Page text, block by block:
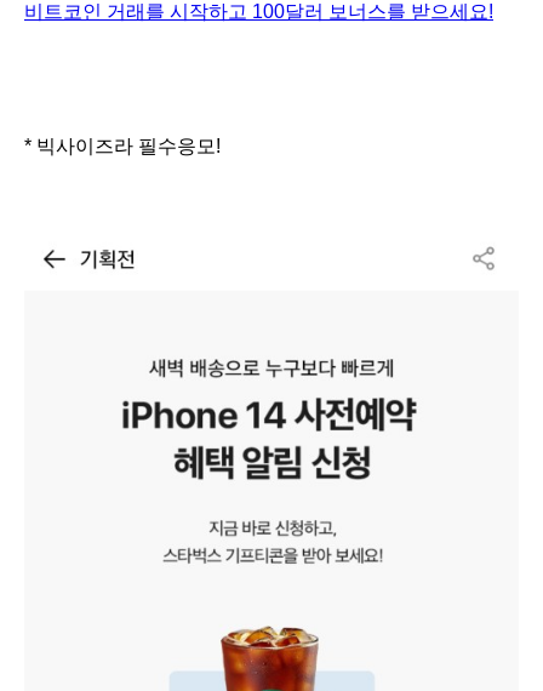
비트코인 거래를 시작하고 100달러 보너스를 받으세요!
* 빅사이즈라 필수응모!